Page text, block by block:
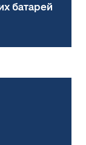
батарей